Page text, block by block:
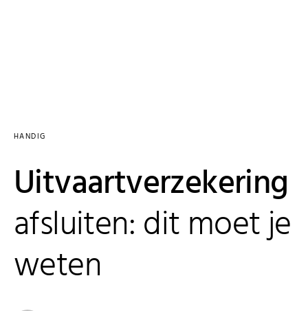
HANDIG
Uitvaartverzekering
afsluiten: dit moet je
weten